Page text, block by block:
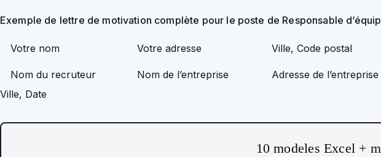
Exemple de lettre de motivation complète pour le poste de Responsable
Votre nom Votre adresse Ville, Code postal
Nom du recruteur Nom de l’entreprise Adresse de l’entreprise
Ville, Date
10 modeles Excel +